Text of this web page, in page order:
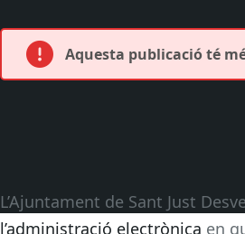
Aquesta publicació té
L’Ajuntament de Sant Just
l’administració electrònica en